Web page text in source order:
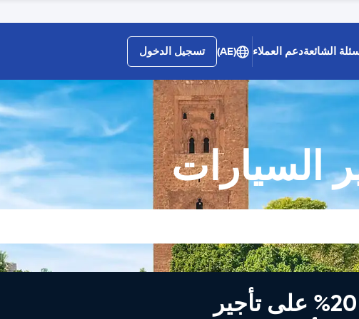
الشائعةدعم العملاء (AE) تسجيل الدخول
السيارات
خصم يصل إلى 20% على تأجير